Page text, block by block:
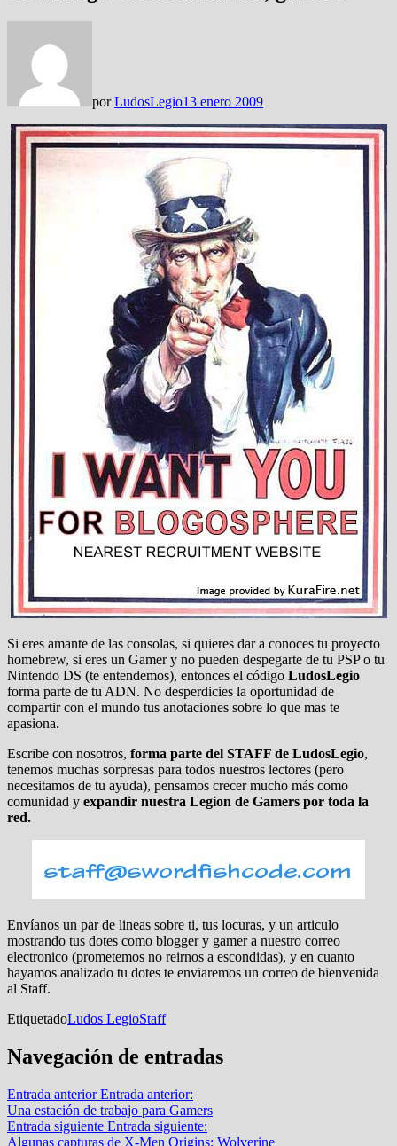
porLudosLegio13 enero 2009
Si eres amante de las consolas, si quieres dar a conoces tu proyecto
homebrew, si eres un Gamer y no pueden despegarte de tu PSP o tu
Nintendo DS (te entendemos), entonces el código LudosLegio
forma parte de tu ADN. No desperdicies la oportunidad de
compartir con el mundo tus anotaciones sobre lo que mas te
apasiona.
Escribe con nosotros, forma parte del STAFF de LudosLegio,
tenemos muchas sorpresas para todos nuestros lectores (pero
necesitamos de tu ayuda), pensamos crecer mucho más como
comunidad y expandir nuestra Legion de Gamers por toda la
red.
Envíanos un par de lineas sobre ti, tus locuras, y un articulo
mostrando tus dotes como blogger y gamer a nuestro correo
electronico (prometemos no reirnos a escondidas), y en cuanto
hayamos analizado tu dotes te enviaremos un correo de bienvenida
al Staff.
EtiquetadoLudos LegioStaff
Navegación de entradas
Entrada anterior Entrada anterior:
Una estación de trabajo para Gamers
Entrada siguiente Entrada siguiente:
Algunas capturas de X-Men Origins: Wolverine